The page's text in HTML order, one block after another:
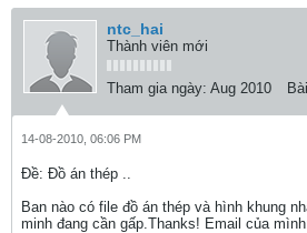
ntc_hai
Thành viên mới
Tham gia ngày: Aug 2010
14-08-2010, 06:06 PM
Ðề: Đồ án thép ..
Ban nào có file đồ án thép và hình khung
minh đang cần gấp.Thanks! Email của